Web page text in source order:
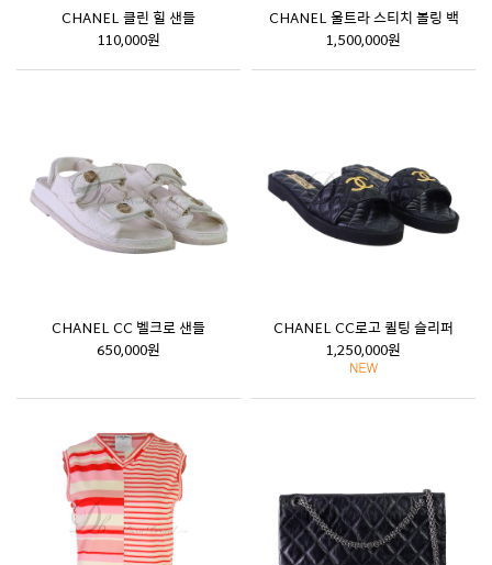
CHANEL 클린 힐 샌들
110,000원
CHANEL 울트라 스티치 볼링 백
1,500,000원
CHANEL CC 벨크로 샌들
650,000원
CHANEL CC로고 퀼팅 슬리퍼
1,250,000원